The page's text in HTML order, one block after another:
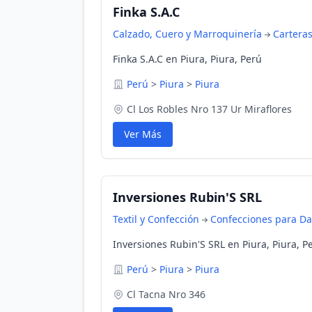
Finka S.A.C
Calzado, Cuero y Marroquinería
Carteras
Finka S.A.C en Piura, Piura, Perú
Perú > Piura > Piura
Cl Los Robles Nro 137 Ur Miraflores
Ver Más
Inversiones Rubin'S SRL
Textil y Confección
Confecciones para
Inversiones Rubin'S SRL en Piura, Piura,
Perú > Piura > Piura
Cl Tacna Nro 346